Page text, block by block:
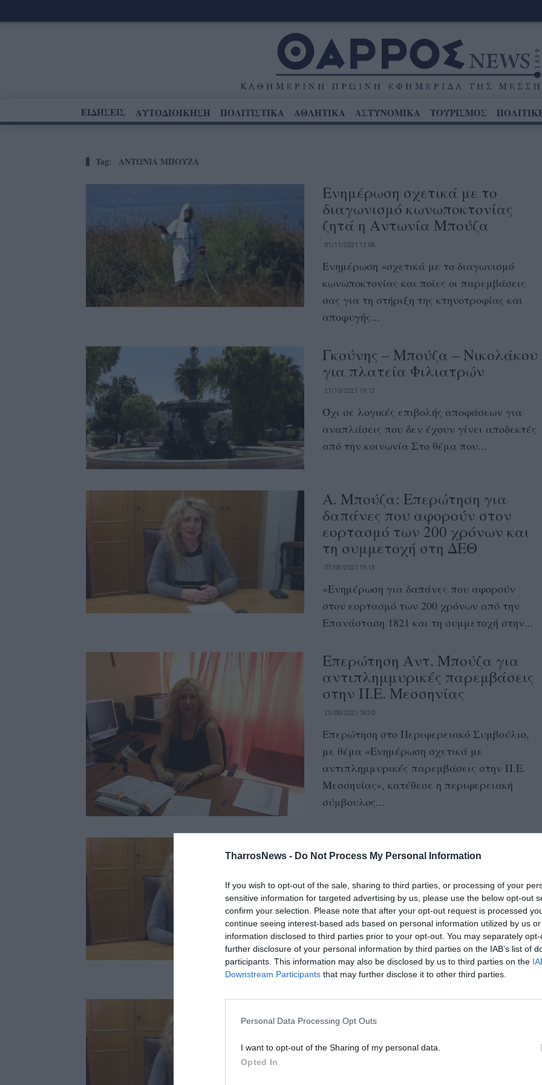
TharrosNews - Do Not Process My Personal Information
If you wish to opt-out of the sale, sharing to third parties, or processing of your
sensitive information for targeted advertising by us, please use the below opt-out
confirm your selection. Please note that after your opt-out request is processed
continue seeing interest-based ads based on personal information utilized by us
information disclosed to third parties prior to your opt-out. You may separately
further disclosure of your personal information by third parties on the IAB’s list of
participants. This information may also be disclosed by us to third parties on the
Downstream Participants that may further disclose it to other third parties.
Personal Data Processing Opt Outs
I want to opt-out of the Sharing of my personal data.
Opted In
ΕΙΔΗΣΕΙΣ ΑΥΤΟΔΙΟΙΚΗΣΗ ΠΟΛΙΤΙΣΤΙΚΑ ΑΘΛΗΤΙΚΑ ΑΣΤΥΝΟΜΙΚΑ ΤΟΥΡΙΣΜΟΣ
Tag: ΑΝΤΩΝΙΑ ΜΠΟΥΖΑ
Ενημέρωση σχετικά με το
διαγωνισμό κωνωποκτονίας
ζητά η Αντωνία Μπούζα
01/11/2021 12:04
Ενημέρωση «σχετικά με το διαγωνισμό
κωνωποκτονίας και ποίες οι παρεμβάσεις
σας για τη στήριξη της κτηνοτροφίας και
αποφυγής...
Γκούνης – Μπούζα – Νικολάκου
για πλατεία Φιλιατρών
21/10/2021 19:12
Όχι σε λογικές επιβολής αποφάσεων για
αναπλάσεις που δεν έχουν γίνει αποδεκτές
από την κοινωνία Στο θέμα που...
Α. Μπούζα: Επερώτηση για
δαπάνες που αφορούν στον
εορτασμό των 200 χρόνων και
τη συμμετοχή στη ΔΕΘ
07/09/2021 19:15
«Ενημέρωση για δαπάνες που αφορούν
στον εορτασμό των 200 χρόνων από την
Επανάσταση 1821 και τη συμμετοχή στην...
Επερώτηση Αντ. Μπούζα για
αντιπλημμυρικές παρεμβάσεις
στην Π.Ε. Μεσσηνίας
25/08/2021 18:30
Επερώτηση στο Περιφερειακό Συμβούλιο,
με θέμα «Ενημέρωση σχετικά με
αντιπλημμυρικές παρεμβάσεις στην Π.Ε.
Μεσσηνίας», κατέθεσε η περιφερειακή
σύμβουλος...
Συμβούλου Αντωνίας Μπούζα
για το έργο δύο εντεταλμένων
συμβούλων
03/08/2021 19:30
Με αποφάσεις του κ. Περιφερειάρχη,
μακριά από το πνεύμα του Νόμου και της
πολιτικής ηθικής (επειδή έγιναν κρυφίως)...
Τζάνε-Καλαμάκι ο κ. Νίκας”
17/06/2021 18:27